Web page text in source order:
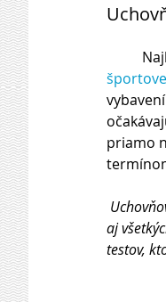
priamo
aj
testov,